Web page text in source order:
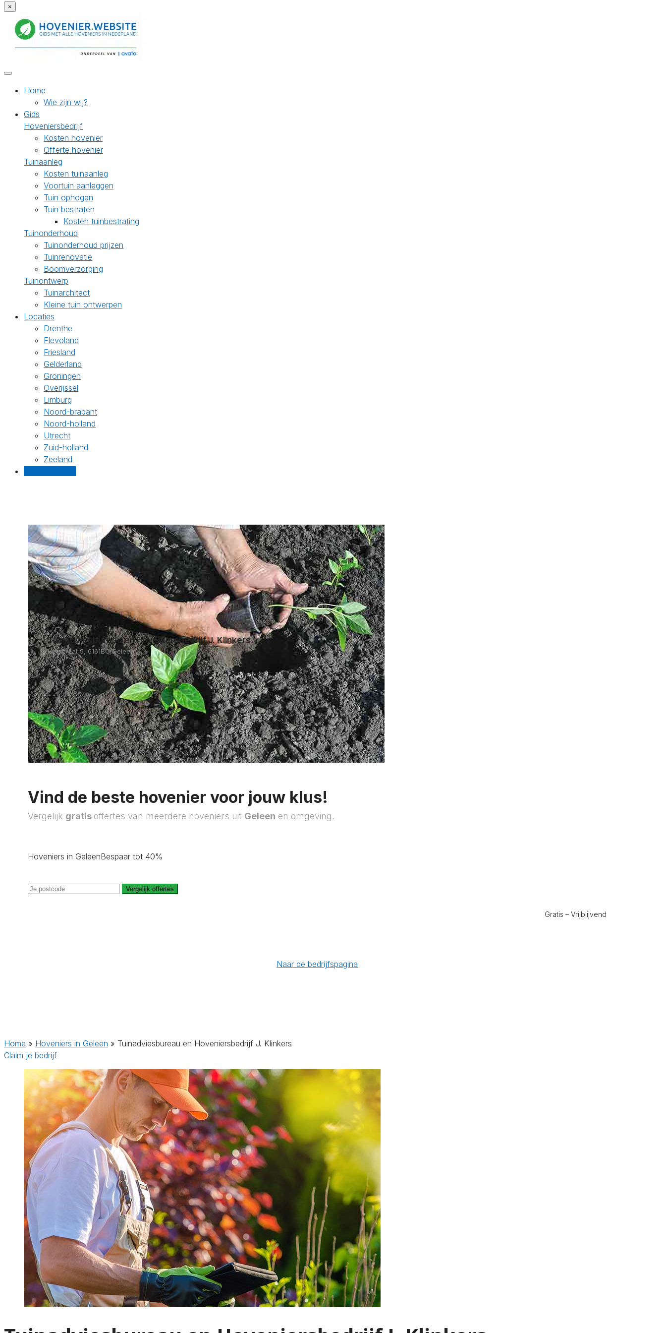
×
Home
Wie zijn wij?
Gids
Hoveniersbedrijf
Kosten hovenier
Offerte hovenier
Tuinaanleg
Kosten tuinaanleg
Voortuin aanleggen
Tuin ophogen
Tuin bestraten
Kosten tuinbestrating
Tuinonderhoud
Tuinonderhoud prijzen
Tuinrenovatie
Boomverzorging
Tuinontwerp
Tuinarchitect
Kleine tuin ontwerpen
Locaties
Drenthe
Flevoland
Friesland
Gelderland
Groningen
Overijssel
Limburg
Noord-brabant
Noord-holland
Utrecht
Zuid-holland
Zeeland
Tuinadviesbureau en Hoveniersbedrijf J. Klinkers
Hegstraat 9, 6161BC Geleen
Vind de beste hovenier voor jouw klus!
Vergelijk gratis offertes van meerdere hoveniers uit Geleen en omgeving.
Hoveniers in GeleenBespaar tot 40%
Vergelijk offertes
Gratis – Vrijblijvend
Naar de bedrijfspagina
Home » Hoveniers in Geleen » Tuinadviesbureau en Hoveniersbedrijf J. Klinkers
Claim je bedrijf